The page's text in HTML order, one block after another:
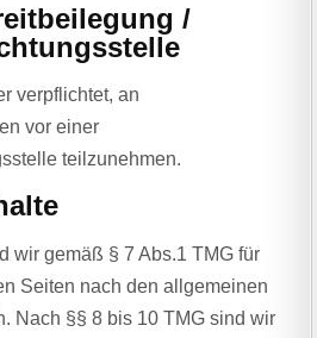
/
verpflichtet, an
vor einer
teilzunehmen.
wir gemäß § 7 Abs.1 TMG für
Seiten nach den allgemeinen
Nach §§ 8 bis 10 TMG sind wir